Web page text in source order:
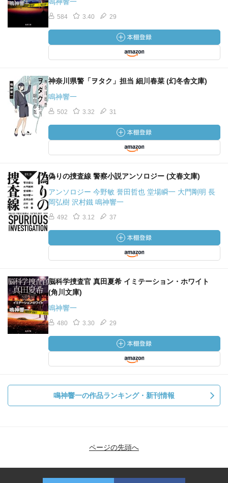
584 3.40 29
神奈川県警「ヲタク」担当 細川春菜 (幻冬舎文庫)
鳴神響一
502 3.32 31
偽りの捜査線 警察小説アンソロジー (文春文庫)
アンソロジー 今野敏 誉田哲也 堂場瞬一 大門剛明 長
岡弘樹 沢村鐵 鳴神響一
492 3.12 37
脳科学捜査官 真田夏希 イミテーション・ホワイト
(角川文庫)
鳴神響一
480 3.30 29
鳴神響一の作品ランキング・新刊情報
ページの先頭へ